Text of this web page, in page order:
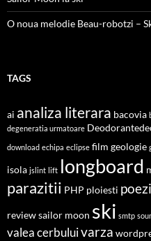
O noua melodie Beau-robotzi –
TAGS
ai analiza literara bacovia
degeneratia urmatoare
download echipa eclipse film geologie
isola jslint lift longboard
parazitii PHP ploiesti
reviewsailor moon ski smtp
valea cerbuluivarza